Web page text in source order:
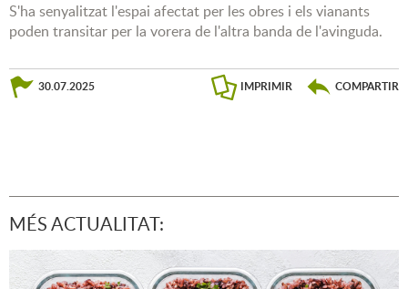
S'ha senyalitzat l'espai afectat per les obres i els vianants
poden transitar per la vorera de l'altra banda de l'avinguda.
30.07.2025 IMPRIMIR COMPARTIR
MÉS ACTUALITAT: